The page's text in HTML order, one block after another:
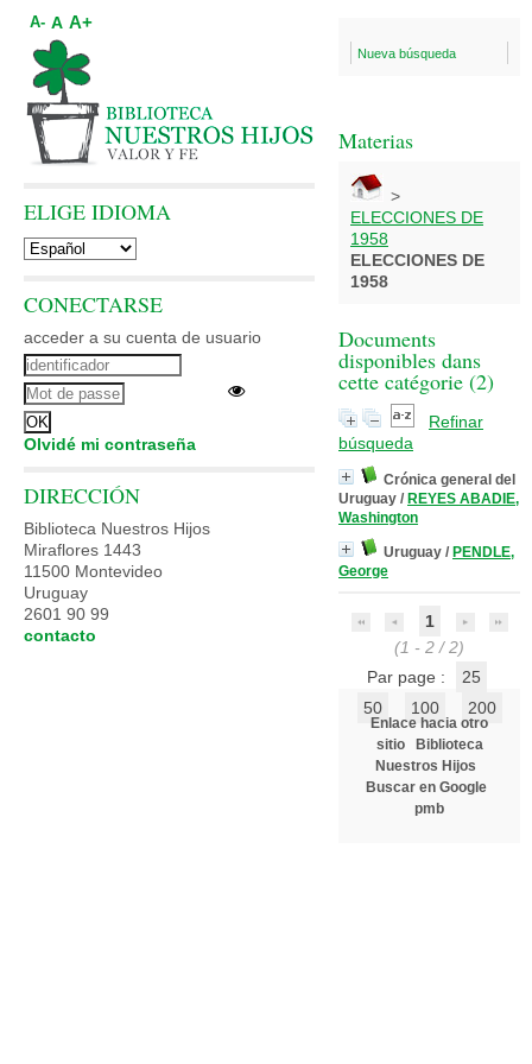
Nueva búsqueda
Materias
>
ELECCIONES DE
1958
ELECCIONES DE
1958
Documents
disponibles dans
cette catégorie (2)
Refinar
búsqueda
Crónica general del
Uruguay / REYES ABADIE,
Washington
Uruguay / PENDLE,
George
1
(1 - 2 / 2)
Par page :
25
50
100 200
Enlace hacia otro
sitio
Biblioteca
Nuestros Hijos
Buscar en Google
pmb
A- A A+
ELIGE IDIOMA
CONECTARSE
acceder a su cuenta de usuario
Olvidé mi contraseña
DIRECCIÓN
Biblioteca Nuestros Hijos
Miraflores 1443
11500 Montevideo
Uruguay
2601 90 99
contacto